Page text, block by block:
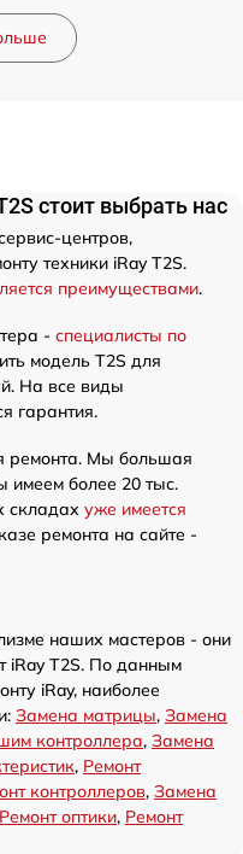
стоит выбрать нас
центров,
техники iRay T2S.
преимуществами.
- специалисты по
модель T2S для
На все виды
гарантия.
ремонта. Мы большая
имеем более 20 тыс.
складах уже имеется
ремонта на сайте -
наших мастеров - они
iRay T2S. По данным
iRay, наиболее
Замена матрицы, Замена
контроллера, Замена
, Ремонт
контроллеров, Замена
Ремонт оптики, Ремонт